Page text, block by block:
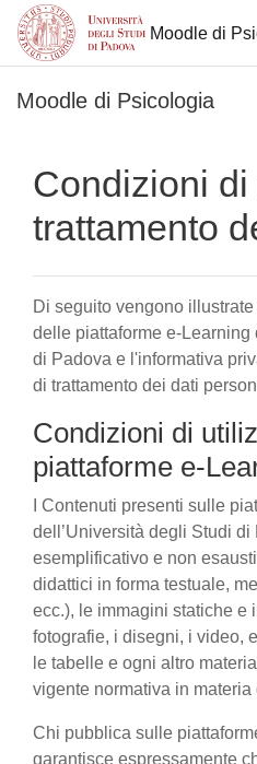
Moodle di
Moodle di Psicologia
Condizioni
trattamento
Di seguito vengono
delle piattaforme e-
di Padova e l'informativa
di trattamento dei dati
Condizioni di
piattaforme e-
I Contenuti presenti sulle
dell’Università degli Studi di
esemplificativo e non
didattici in forma testuale,
ecc.), le immagini statiche e
fotografie, i disegni, i video,
le tabelle e ogni altro
vigente normativa in
Chi pubblica sulle
garantisce espressamente